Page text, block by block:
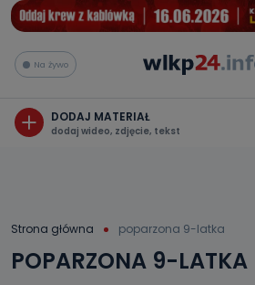
Na żywo
DODAJ MATERIAŁ
dodaj wideo, zdjęcie, tekst
Strona główna poparzona 9-latka
POPARZONA 9-LATKA